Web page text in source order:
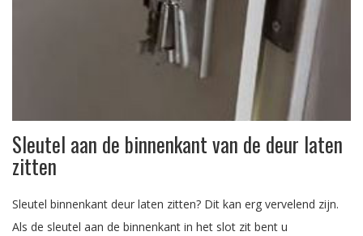
Sleutel aan de binnenkant van de deur laten
zitten
Sleutel binnenkant deur laten zitten? Dit kan erg vervelend zijn.
Als de sleutel aan de binnenkant in het slot zit bent u